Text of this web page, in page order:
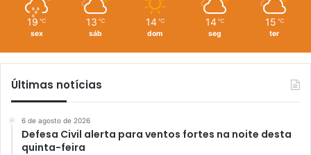
19 ℃
sex
13 ℃
sáb
14 ℃
dom
14 ℃
seg
15 ℃
ter
Últimas notícias
6 de agosto de 2026
Defesa Civil alerta para ventos fortes na noite desta
quinta-feira